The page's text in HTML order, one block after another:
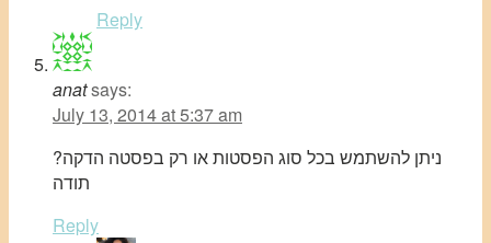
Reply
anatsays:
July 13, 2014 at 5:37 am
ניתן להשתמש בכל סוג הפסטות או רק בפסטה הדקה?
תודה
Reply